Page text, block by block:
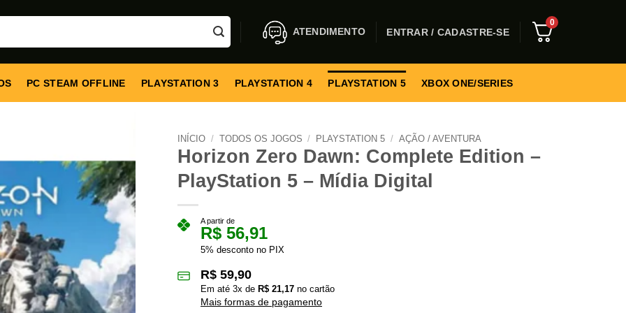
ATENDIMENTO ENTRAR / CADASTRE-SE
0
PC STEAM OFFLINE PLAYSTATION 3 PLAYSTATION 4 PLAYSTATION 5 XBOX ONE/SERIES
INÍCIO / TODOS OS JOGOS / PLAYSTATION 5 / AÇÃO / AVENTURA
Horizon Zero Dawn: Complete Edition –
PlayStation 5 – Mídia Digital
A partir de
R$ 56,91
5% desconto no PIX
R$ 59,90
Em até 3x de R$ 21,17 no cartão
Mais formas de pagamento